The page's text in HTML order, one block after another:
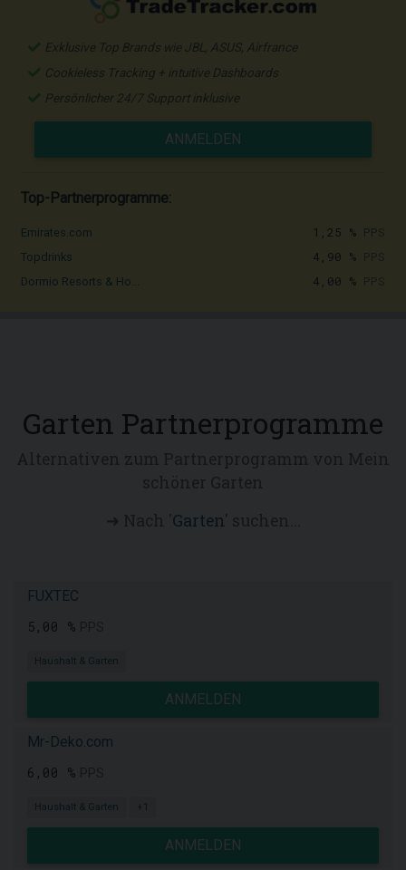
Exklusive Top Brands wie JBL, ASUS, Airfrance
Cookieless Tracking + intuitive Dashboards
Persönlicher 24/7 Support inklusive
ANMELDEN
Top-Partnerprogramme:
Emirates.com 1,25 %
Topdrinks 4,90 %
Dormio Resorts & Ho... 4,00 %
Garten Partnerprogramme
Garten' suchen...
FUXTEC
5,00 %
Haushalt & Garten
ANMELDEN
Mr-Deko.com
6,00 %
Haushalt & Garten +1
ANMELDEN